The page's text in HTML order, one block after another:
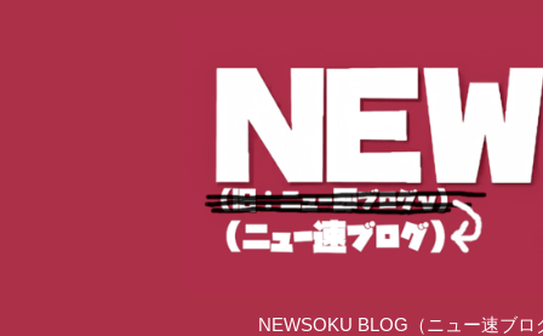
NEWSOKU BLOG（ニュー速ブ